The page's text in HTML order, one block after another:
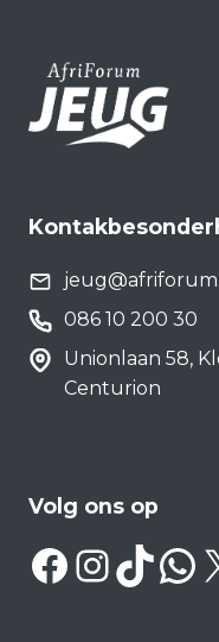
086 10 200 30
Unionlaan 58,
Centurion
Volg ons op